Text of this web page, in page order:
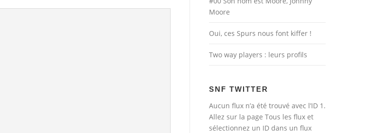
Moore
Oui, ces Spurs nous font kiffer !
Two way players : leurs profils
SNF TWITTER
Aucun flux n’a été trouvé avec l’ID 1.
Allez sur la page Tous les flux et
sélectionnez un ID dans un flux